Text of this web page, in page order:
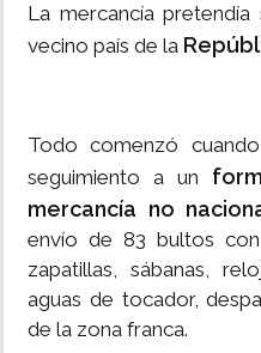
La mercancía
vecino país de la
Todo comenzó
seguimiento a un
mercancía no
envío de 83 bultos
zapatillas, sábanas,
aguas de tocador,
de la zona franca.